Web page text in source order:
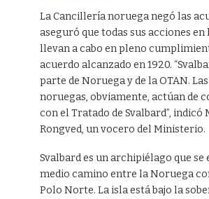
La Cancillería noruega negó las
aseguró que todas sus acciones en
llevan a cabo en pleno
acuerdo alcanzado en 1920.
parte de Noruega y de la OTAN.
noruegas, obviamente, actúan de
con el Tratado de Svalbard”, indicó
Rongved, un vocero del Ministerio.
Svalbard es un archipiélago que se
medio camino entre la Noruega
Polo Norte. La isla está bajo la